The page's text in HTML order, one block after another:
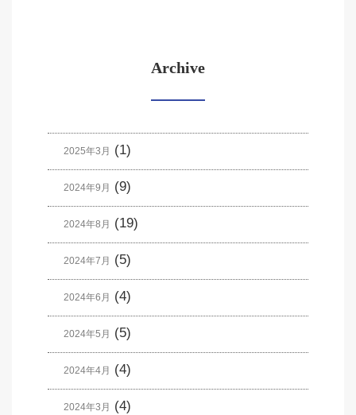
Archive
2025年3月 (1)
2024年9月 (9)
2024年8月 (19)
2024年7月 (5)
2024年6月 (4)
2024年5月 (5)
2024年4月 (4)
2024年3月 (4)